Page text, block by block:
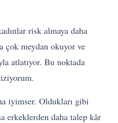
risk almaya daha
çok meydan okuyor ve
atlatıyor. Bu noktada
iyimser. Oldukları gibi
erkeklerden daha talep kâr